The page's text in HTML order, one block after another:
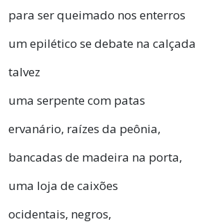
para ser queimado nos enterros
um epilético se debate na calçada
talvez
uma serpente com patas
ervanário, raízes da peônia,
bancadas de madeira na porta,
uma loja de caixões
ocidentais, negros,